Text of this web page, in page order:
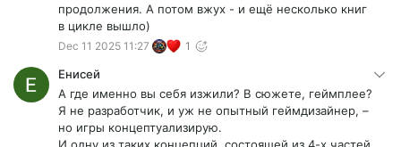
продолжения. А потом вжух - и ещё несколько книг
в цикле вышло)
Dec 11 2025 11:27 1
Енисей
А где именно вы себя изжили? В сюжете, геймплее?
Я не разработчик, и уж не опытный геймдизайнер, –
но игры концептуализирую.